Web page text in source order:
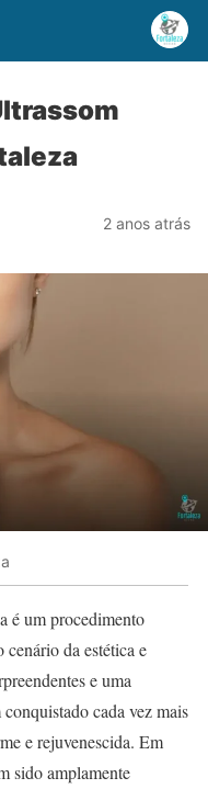
2 anos atrás
é um procedimento
da estética e
e uma
cada vez mais
e rejuvenescida. Em
sido amplamente